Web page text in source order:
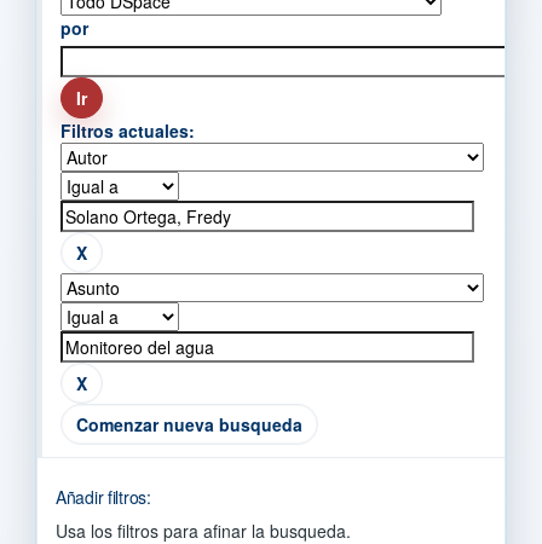
por
Filtros actuales:
Comenzar nueva busqueda
Añadir filtros:
Usa los filtros para afinar la busqueda.